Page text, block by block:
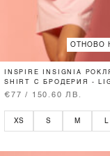
ОТНОВО
INSPIRE INSIGNIA
SHIRT С БРОДЕРИЯ -
€77 / 150.60 ЛВ.
XS S M L